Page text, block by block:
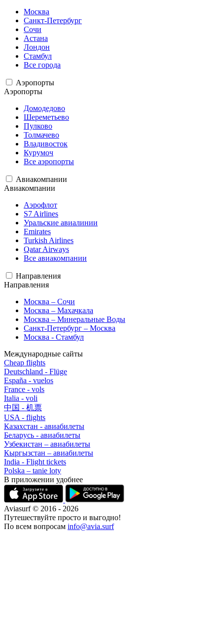
Москва
Санкт-Петербург
Сочи
Астана
Лондон
Стамбул
Все города
Аэропорты
Аэропорты
Домодедово
Шереметьево
Пулково
Толмачево
Владивосток
Курумоч
Все аэропорты
Авиакомпании
Авиакомпании
Аэрофлот
S7 Airlines
Уральские авиалинии
Emirates
Turkish Airlines
Qatar Airways
Все авиакомпании
Направления
Направления
Москва – Сочи
Москва – Махачкала
Москва – Минеральные Воды
Санкт-Петербург – Москва
Москва - Стамбул
Международные сайты
Cheap flights
Deutschland - Flüge
España - vuelos
France - vols
Italia - voli
中国 - 机票
USA - flights
Казахстан - авиабилеты
Беларусь - авиабилеты
Узбекистан – авиабилеты
Кыргызстан – авиабилеты
India - Flight tickets
Polska – tanie loty
В приложении удобнее
Aviasurf © 2016 - 2026
Путешествуйте просто и выгодно!
По всем вопросам info@avia.surf